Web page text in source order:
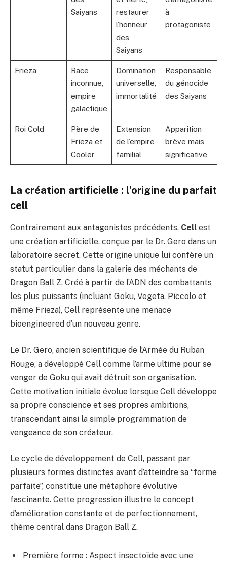
Saiyans
restaurer
l’honneur
des
Saiyans
à
protagoniste
Frieza
Race
inconnue,
empire
galactique
Domination
universelle,
immortalité
Responsable
du génocide
des Saiyans
Roi Cold
Père de
Frieza et
Cooler
Extension
de l’empire
familial
Apparition
brève mais
significative
La création artificielle : l’origine du parfait
cell
Contrairement aux antagonistes précédents, Cell est
une création artificielle, conçue par le Dr. Gero dans un
laboratoire secret. Cette origine unique lui confère un
statut particulier dans la galerie des méchants de
Dragon Ball Z. Créé à partir de l’ADN des combattants
les plus puissants (incluant Goku, Vegeta, Piccolo et
même Frieza), Cell représente une menace
bioengineered d’un nouveau genre.
Le Dr. Gero, ancien scientifique de l’Armée du Ruban
Rouge, a développé Cell comme l’arme ultime pour se
venger de Goku qui avait détruit son organisation.
Cette motivation initiale évolue lorsque Cell développe
sa propre conscience et ses propres ambitions,
transcendant ainsi la simple programmation de
vengeance de son créateur.
Le cycle de développement de Cell, passant par
plusieurs formes distinctes avant d’atteindre sa “forme
parfaite”, constitue une métaphore évolutive
fascinante. Cette progression illustre le concept
d’amélioration constante et de perfectionnement,
thème central dans Dragon Ball Z.
Première forme : Aspect insectoïde avec une